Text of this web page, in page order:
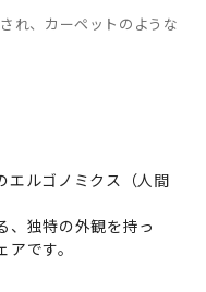
れ、カーペットのような
エルゴノミクス（人間
、独特の外観を持っ
です。